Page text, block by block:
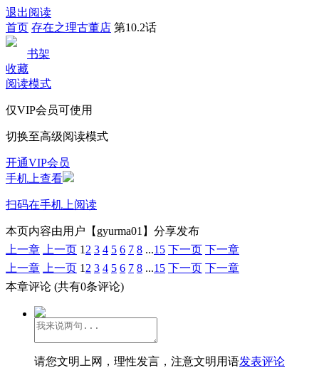
退出阅读
首页 存在之理古董店 第10.2话
书架
收藏
阅读模式
仅VIP会员可使用
切换至高级阅读模式
开通VIP会员
手机上查看
扫码在手机上阅读
本页内容由用户【gyurma01】分享发布
上一章
上一页 1 2 3 4 5 6 7 8 ...15 下一页 下一章
上一章
上一页 1 2 3 4 5 6 7 8 ...15 下一页 下一章
本章评论 (共有0条评论)
请您文明上网，理性发言，注意文明用语发表评论